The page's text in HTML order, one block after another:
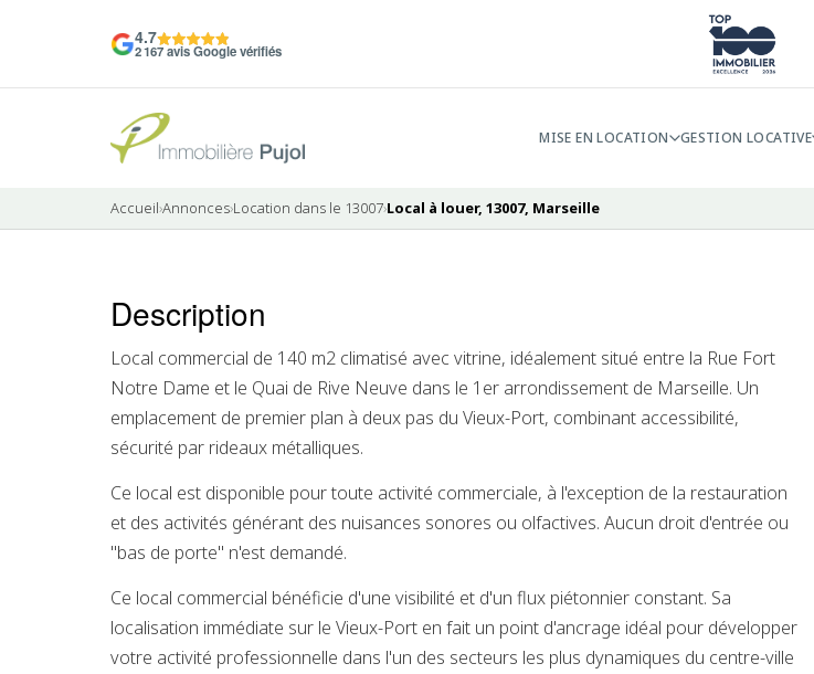
4.7
2 167 avis Google vérifiés
MISE EN LOCATION GESTION LOCATIVE
Accueil›Annonces›Location dans le 13007›Local à louer, 13007, Marseille
Description
Local commercial de 140 m2 climatisé avec vitrine, idéalement situé entre la Rue Fort
Notre Dame et le Quai de Rive Neuve dans le 1er arrondissement de Marseille. Un
emplacement de premier plan à deux pas du Vieux-Port, combinant accessibilité,
sécurité par rideaux métalliques.
Ce local est disponible pour toute activité commerciale, à l'exception de la restauration
et des activités générant des nuisances sonores ou olfactives. Aucun droit d'entrée ou
"bas de porte" n'est demandé.
Ce local commercial bénéficie d'une visibilité et d'un flux piétonnier constant. Sa
localisation immédiate sur le Vieux-Port en fait un point d'ancrage idéal pour développer
votre activité professionnelle dans l'un des secteurs les plus dynamiques du centre-ville